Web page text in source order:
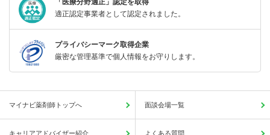
適正認定事業者として認定されました。
プライバシーマーク取得企業
厳密な管理基準で個人情報をお守りします。
マイナビ薬剤師トップへ 面談会場一覧
キャリアアドバイザー紹介 よくある質問